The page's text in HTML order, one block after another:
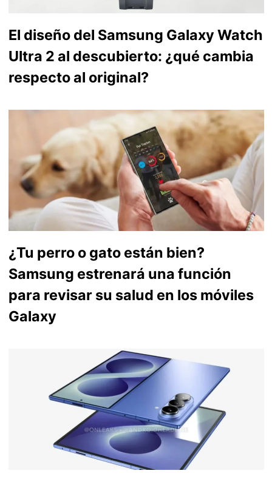
El diseño del Samsung Galaxy Watch
Ultra 2 al descubierto: ¿qué cambia
respecto al original?
¿Tu perro o gato están bien?
Samsung estrenará una función
para revisar su salud en los móviles
Galaxy